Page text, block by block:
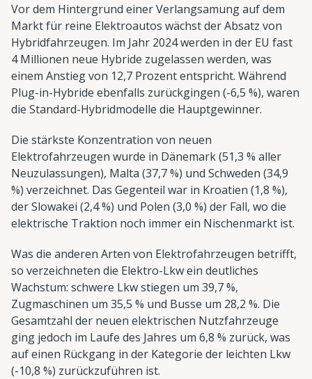
Vor dem Hintergrund einer Verlangsamung auf dem
Markt für reine Elektroautos wächst der Absatz von
Hybridfahrzeugen. Im Jahr 2024 werden in der EU fast
4 Millionen neue Hybride zugelassen werden, was
einem Anstieg von 12,7 Prozent entspricht. Während
Plug-in-Hybride ebenfalls zurückgingen (-6,5 %), waren
die Standard-Hybridmodelle die Hauptgewinner.
Die stärkste Konzentration von neuen
Elektrofahrzeugen wurde in Dänemark (51,3 % aller
Neuzulassungen), Malta (37,7 %) und Schweden (34,9
%) verzeichnet. Das Gegenteil war in Kroatien (1,8 %),
der Slowakei (2,4 %) und Polen (3,0 %) der Fall, wo die
elektrische Traktion noch immer ein Nischenmarkt ist.
Was die anderen Arten von Elektrofahrzeugen betrifft,
so verzeichneten die Elektro-Lkw ein deutliches
Wachstum: schwere Lkw stiegen um 39,7 %,
Zugmaschinen um 35,5 % und Busse um 28,2 %. Die
Gesamtzahl der neuen elektrischen Nutzfahrzeuge
ging jedoch im Laufe des Jahres um 6,8 % zurück, was
auf einen Rückgang in der Kategorie der leichten Lkw
(-10,8 %) zurückzuführen ist.